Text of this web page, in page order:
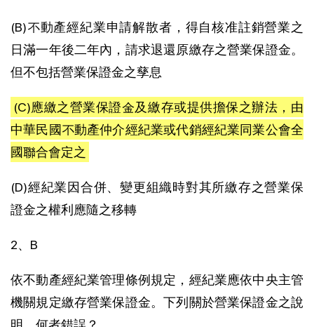
(B)不動產經紀業申請解散者，得自核准註銷營業之
日滿一年後二年內，請求退還原繳存之營業保證金。
但不包括營業保證金之孳息
(C)應繳之營業保證金及繳存或提供擔保之辦法，由
中華民國不動產仲介經紀業或代銷經紀業同業公會全
國聯合會定之
(D)經紀業因合併、變更組織時對其所繳存之營業保
證金之權利應隨之移轉
2、B
依不動產經紀業管理條例規定，經紀業應依中央主管
機關規定繳存營業保證金。下列關於營業保證金之說